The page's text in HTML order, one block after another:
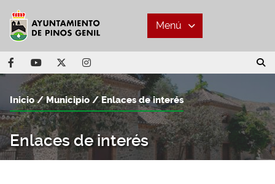
Menú
Enlaces de interés
Inicio Municipio Enlaces de interés